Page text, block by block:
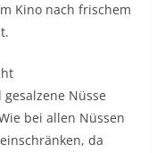
Kino nach frischem
Nüsse
bei allen Nüssen
da